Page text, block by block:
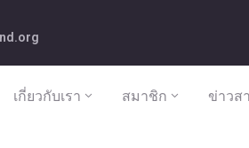
เกี่ยวกับเรา สมาชิก ข่าวส